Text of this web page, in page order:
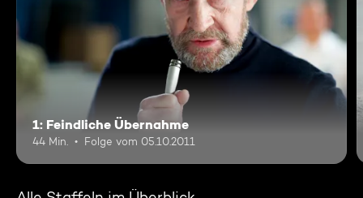
1: Feindliche Übernahme
44 Min. Folge vom 05.10.2011